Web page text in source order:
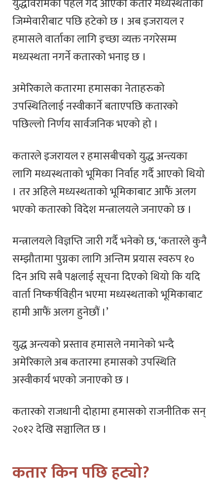
जिम्मेवारीबाट पछि हटेको छ । अब इजरायल र
हमासले वार्ताका लागि इच्छा व्यक्त नगरेसम्म
मध्यस्थता नगर्ने कतारको भनाइ छ ।
अमेरिकाले कतारमा हमासका नेताहरुको
उपस्थितिलाई नस्वीकार्ने बताएपछि कतारको
पछिल्लो निर्णय सार्वजनिक भएको हो ।
कतारले इजरायल र हमासबीचको युद्ध अन्त्यका
लागि मध्यस्थताको भूमिका निर्वाह गर्दै आएको थियो
। तर अहिले मध्यस्थताको भूमिकाबाट आफैं अलग
भएको कतारको विदेश मन्त्रालयले जनाएको छ ।
मन्त्रालयले विज्ञप्ति जारी गर्दै भनेको छ, ‘कतारले कुनै
सम्झौतामा पुग्नका लागि अन्तिम प्रयास स्वरुप १०
दिन अघि सबै पक्षलाई सूचना दिएको थियो कि यदि
वार्ता निष्कर्षविहीन भएमा मध्यस्थताको भूमिकाबाट
हामी आफैं अलग हुनेछौं ।’
युद्ध अन्त्यको प्रस्ताव हमासले नमानेको भन्दै
अमेरिकाले अब कतारमा हमासको उपस्थिति
अस्वीकार्य भएको जनाएको छ ।
कतारको राजधानी दोहामा हमासको राजनीतिक सन्
२०१२ देखि सञ्चालित छ ।
कतार किन पछि हट्यो?